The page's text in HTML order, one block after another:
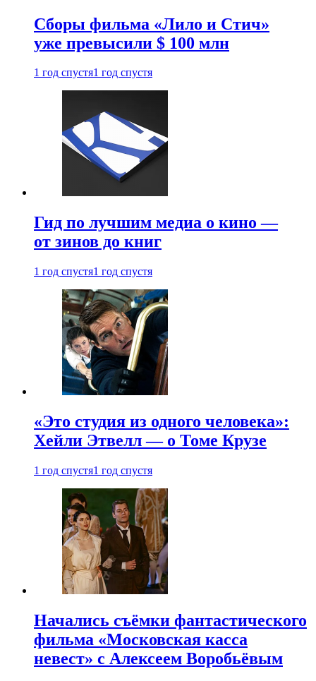
Сборы фильма «Лило и Стич»
уже превысили $ 100 млн
1 год спустя1 год спустя
Гид по лучшим медиа о кино —
от зинов до книг
1 год спустя1 год спустя
«Это студия из одного человека»:
Хейли Этвелл — о Томе Крузе
1 год спустя1 год спустя
Начались съёмки фантастического
фильма «Московская касса
невест» с Алексеем Воробьёвым